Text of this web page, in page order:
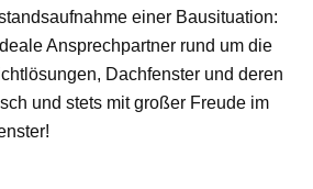
einer Bausituation:
Ansprechpartner rund um die
Dachfenster und deren
und stets mit großer Freude im